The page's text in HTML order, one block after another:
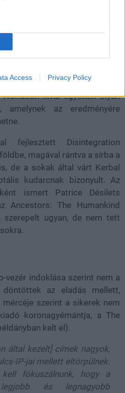
Access Privacy Policy
birtokába került a Private
ben, hogy legjobbnak
projektjeit gondozza, globális
és anyagi sikert fialó címekké
a gyakorlatba, ugyanis az
kívül egyetlen olyan
az eredményére
fejlesztett Disintegration
magával rántva a sírba a
de a sokak által várt Kerbal
kudarcnak bizonyult. Az
ismert Patrice Désilets
Ancestors: The Humankind
szerepelt ugyan, de nem tett
vezér indoklása szerint nem a
az eladás mellett,
szerint a sikerek nem
koronagyémántja, a The
kelt el).
által kezelt] címek nagyok,
IP-jai mellett eltörpülnek.
fókuszálnunk, hogy a
és legnagyobb